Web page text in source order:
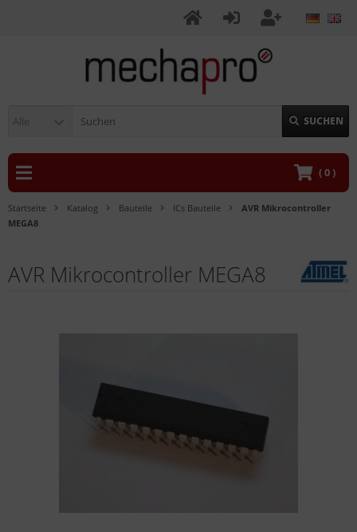
Alle SUCHEN
(0 )
Startseite Katalog Bauteile ICs Bauteile
AVR Mikrocontroller
MEGA8
AVR Mikrocontroller MEGA8